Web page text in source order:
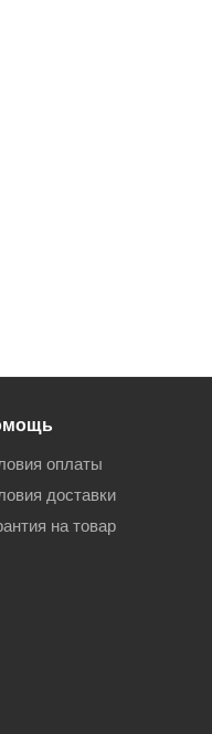
оплаты
доставки
на товар